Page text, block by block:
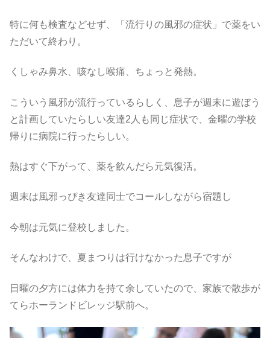
特に何も検査などせず、「流行りの風邪の症状」で薬をい
ただいて終わり。
くしゃみ鼻水、咳なし喉痛、ちょっと発熱。
こういう風邪が流行っているらしく、息子が週末に遊ぼう
と計画していたらしい友達2人も同じ症状で、金曜の学校
帰りに病院に行ったらしい。
熱はすぐ下がって、薬を飲んだら元気復活。
週末は風邪っぴき友達同士でコールしながら宿題し
今朝は元気に登校しました。
そんなわけで、夏まつりは行けなかった息子ですが
日曜の夕方には体力を持て余していたので、家族で散歩が
てらホーランドビレッジ駅前へ。